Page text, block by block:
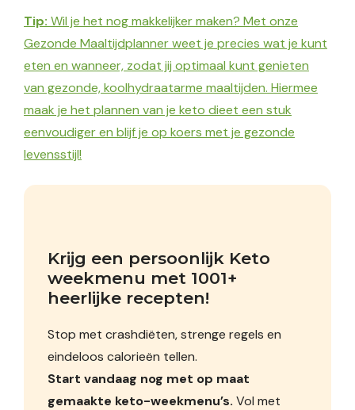
Tip: Wil je het nog makkelijker maken? Met onze
Gezonde Maaltijdplanner weet je precies wat je kunt
eten en wanneer, zodat jij optimaal kunt genieten
van gezonde, koolhydraatarme maaltijden. Hiermee
maak je het plannen van je keto dieet een stuk
eenvoudiger en blijf je op koers met je gezonde
levensstijl!
Krijg een persoonlijk Keto
weekmenu met 1001+
heerlijke recepten!
Stop met crashdiëten, strenge regels en
eindeloos calorieën tellen.
Start vandaag nog met op maat
gemaakte keto-weekmenu’s. Vol met